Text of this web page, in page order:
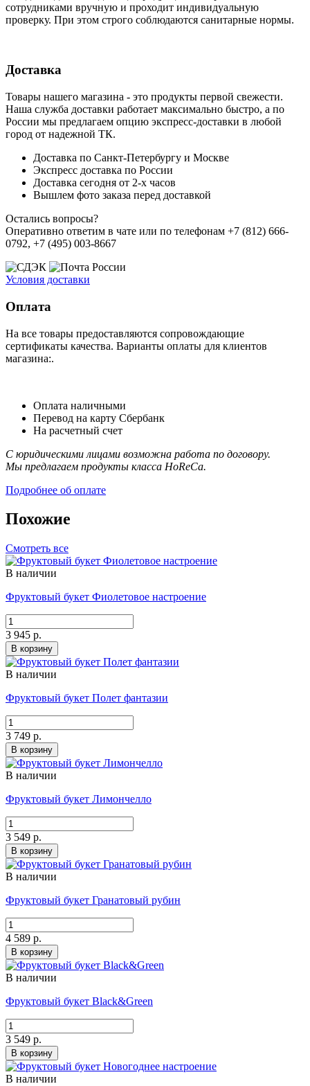
сотрудниками вручную и проходит индивидуальную
проверку. При этом строго соблюдаются санитарные нормы.
Доставка
Товары нашего магазина - это продукты первой свежести.
Наша служба доставки работает максимально быстро, а по
России мы предлагаем опцию экспресс-доставки в любой
город от надежной ТК.
Доставка по Санкт-Петербургу и Москве
Экспресс доставка по России
Доставка сегодня от 2-х часов
Вышлем фото заказа перед доставкой
Остались вопросы?
Оперативно ответим в чате или по телефонам +7 (812) 666-
0792, +7 (495) 003-8667
Условия доставки
Оплата
На все товары предоставляются сопровождающие
сертификаты качества. Варианты оплаты для клиентов
магазина:.
Оплата наличными
Перевод на карту Сбербанк
На расчетный счет
С юридическими лицами возможна работа по договору.
Мы предлагаем продукты класса HoReCa.
Подробнее об оплате
Похожие
Смотреть все
В наличии
Фруктовый букет Фиолетовое настроение
3 945 р.
В корзину
В наличии
Фруктовый букет Полет фантазии
3 749 р.
В корзину
В наличии
Фруктовый букет Лимончелло
3 549 р.
В корзину
В наличии
Фруктовый букет Гранатовый рубин
4 589 р.
В корзину
В наличии
Фруктовый букет Black&Green
3 549 р.
В корзину
В наличии